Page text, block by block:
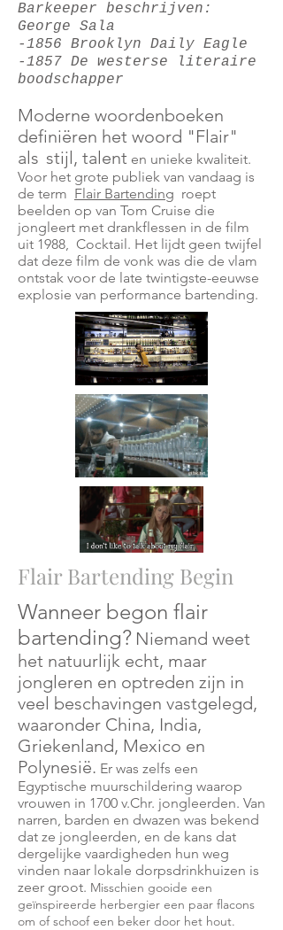
Barkeeper beschrijven:
George Sala
-1856 Brooklyn Daily Eagle
-1857 De westerse literaire
boodschapper
Moderne woordenboeken
definiëren het woord "Flair"
als stijl, talent en unieke kwaliteit.
Voor het grote publiek van vandaag is
de term Flair Bartending roept
beelden op van Tom Cruise die
jongleert met drankflessen in de film
uit 1988, Cocktail. Het lijdt geen twijfel
dat deze film de vonk was die de vlam
ontstak voor de late twintigste-eeuwse
explosie van performance bartending.
Flair Bartending Begin
Wanneer begon flair
bartending? Niemand weet
het natuurlijk echt, maar
jongleren en optreden zijn in
veel beschavingen vastgelegd,
waaronder China, India,
Griekenland, Mexico en
Polynesië. Er was zelfs een
Egyptische muurschildering waarop
vrouwen in 1700 v.Chr. jongleerden. Van
narren, barden en dwazen was bekend
dat ze jongleerden, en de kans dat
dergelijke vaardigheden hun weg
vinden naar lokale dorpsdrinkhuizen is
zeer groot. Misschien gooide een
geïnspireerde herbergier een paar flacons
om of schoof een beker door het hout.